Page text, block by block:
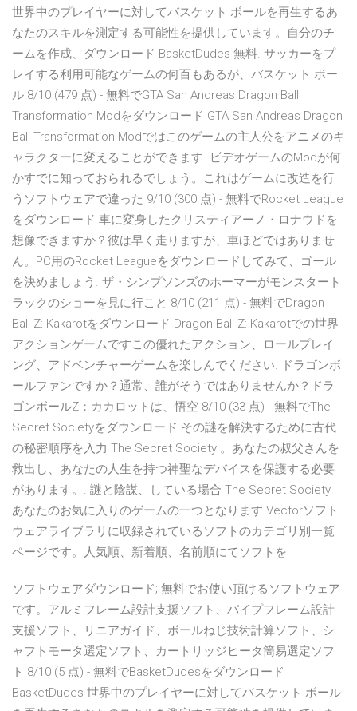
世界中のプレイヤーに対してバスケット ボールを再生するあ
なたのスキルを測定する可能性を提供しています。自分のチ
ームを作成、ダウンロード BasketDudes 無料. サッカーをプ
レイする利用可能なゲームの何百もあるが、バスケット ボー
ル 8/10 (479 点) - 無料でGTA San Andreas Dragon Ball
Transformation Modをダウンロード GTA San Andreas Dragon
Ball Transformation Modではこのゲームの主人公をアニメのキ
ャラクターに変えることができます. ビデオゲームのModが何
かすでに知っておられるでしょう。これはゲームに改造を行
うソフトウェアで違った 9/10 (300 点) - 無料でRocket League
をダウンロード 車に変身したクリスティアーノ・ロナウドを
想像できますか？彼は早く走りますが、車ほどではありませ
ん。PC用のRocket Leagueをダウンロードしてみて、ゴール
を決めましょう. ザ・シンプソンズのホーマーがモンスタート
ラックのショーを見に行こと 8/10 (211 点) - 無料でDragon
Ball Z: Kakarotをダウンロード Dragon Ball Z: Kakarotでの世界
アクションゲームですこの優れたアクション、ロールプレイ
ング、アドベンチャーゲームを楽しんでください. ドラゴンボ
ールファンですか？通常、誰がそうではありませんか？ドラ
ゴンボールZ：カカロットは、悟空 8/10 (33 点) - 無料でThe
Secret Societyをダウンロード その謎を解決するために古代
の秘密順序を入力 The Secret Society 。あなたの叔父さんを
救出し、あなたの人生を持つ神聖なデバイスを保護する必要
があります。. 謎と陰謀、している場合 The Secret Society
あなたのお気に入りのゲームの一つとなります Vectorソフト
ウェアライブラリに収録されているソフトのカテゴリ別一覧
ページです。人気順、新着順、名前順にてソフトを
ソフトウェアダウンロード; 無料でお使い頂けるソフトウェア
です。アルミフレーム設計支援ソフト、パイプフレーム設計
支援ソフト、リニアガイド、ボールねじ技術計算ソフト、シ
ャフトモータ選定ソフト、カートリッジヒータ簡易選定ソフ
ト 8/10 (5 点) - 無料でBasketDudesをダウンロード
BasketDudes 世界中のプレイヤーに対してバスケット ボール